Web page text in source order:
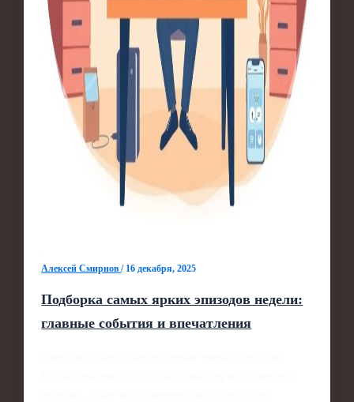
Алексей Смирнов/ 16 декабря, 2025
Подборка самых ярких эпизодов недели:
главные события и впечатления